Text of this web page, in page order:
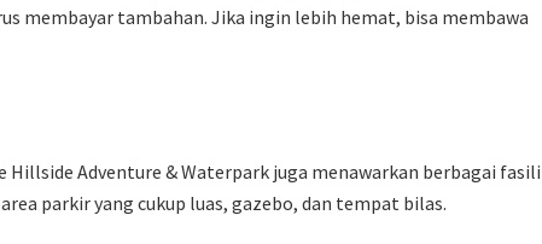
membayar tambahan. Jika ingin lebih hemat, bisa membawa
Hillside Adventure & Waterpark juga menawarkan berbagai
parkir yang cukup luas, gazebo, dan tempat bilas.